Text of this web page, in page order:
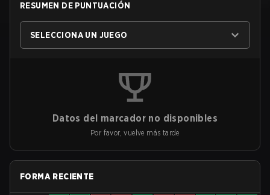
RESUMEN DE PUNTUACIÓN
SELECCIONA UN JUEGO
Datos del marcador no disponibles
Por favor, vuelve más tarde
FORMA RECIENTE